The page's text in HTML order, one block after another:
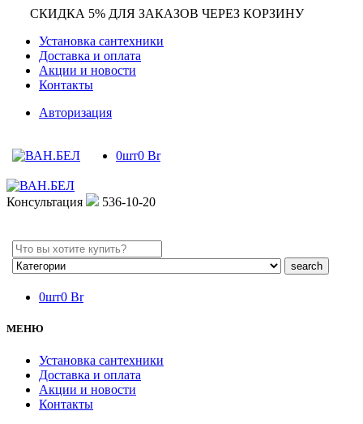
СКИДКА 5% ДЛЯ ЗАКАЗОВ ЧЕРЕЗ КОРЗИНУ
Установка сантехники
Доставка и оплата
Акции и новости
Контакты
Авторизация
0шт0 Br
Консультация 536-10-20
Search
here
0шт0 Br
МЕНЮ
Установка сантехники
Доставка и оплата
Акции и новости
Контакты